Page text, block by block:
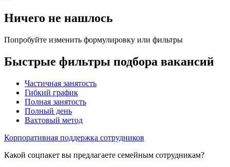
Ничего не нашлось
Попробуйте изменить формулировку или фильтры
Быстрые фильтры подбора вакансий
Частичная занятость
Гибкий график
Полная занятость
Полный день
Вахтовый метод
Корпоративная поддержка сотрудников
Какой соцпакет вы предлагаете семейным сотрудникам?